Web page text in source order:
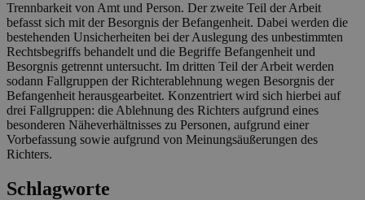
Trennbarkeit von Amt und Person. Der zweite Teil der Arbeit
befasst sich mit der Besorgnis der Befangenheit. Dabei werden die
bestehenden Unsicherheiten bei der Auslegung des unbestimmten
Rechtsbegriffs behandelt und die Begriffe Befangenheit und
Besorgnis getrennt untersucht. Im dritten Teil der Arbeit werden
sodann Fallgruppen der Richterablehnung wegen Besorgnis der
Befangenheit herausgearbeitet. Konzentriert wird sich hierbei auf
drei Fallgruppen: die Ablehnung des Richters aufgrund eines
besonderen Näheverhältnisses zu Personen, aufgrund einer
Vorbefassung sowie aufgrund von Meinungsäußerungen des
Richters.
Schlagworte